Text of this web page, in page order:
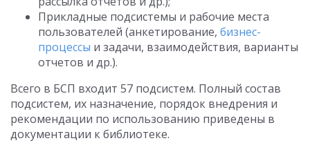
Прикладные подсистемы и рабочие места
пользователей (анкетирование, бизнес-
процессы и задачи, взаимодействия, варианты
отчетов и др.).
Всего в БСП входит 57 подсистем. Полный состав
подсистем, их назначение, порядок внедрения и
рекомендации по использованию приведены в
документации к библиотеке.